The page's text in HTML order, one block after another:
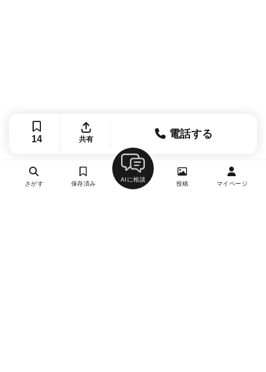
14 共有 電話する
さがす 保存済み
AIに相談
投稿 マイページ